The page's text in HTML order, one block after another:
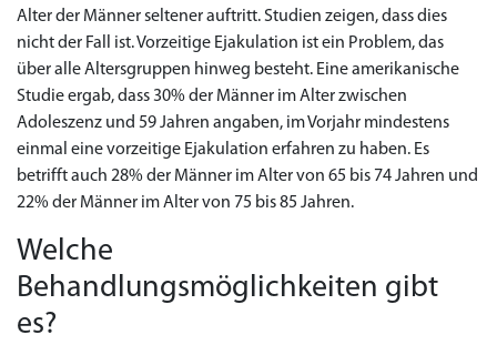
Alter der Männer seltener auftritt. Studien zeigen, dass dies
nicht der Fall ist. Vorzeitige Ejakulation ist ein Problem, das
über alle Altersgruppen hinweg besteht. Eine amerikanische
Studie ergab, dass 30% der Männer im Alter zwischen
Adoleszenz und 59 Jahren angaben, im Vorjahr mindestens
einmal eine vorzeitige Ejakulation erfahren zu haben. Es
betrifft auch 28% der Männer im Alter von 65 bis 74 Jahren und
22% der Männer im Alter von 75 bis 85 Jahren.
Welche
Behandlungsmöglichkeiten gibt
es?